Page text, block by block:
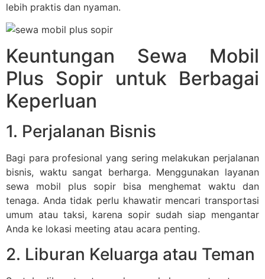
lebih praktis dan nyaman.
Keuntungan Sewa Mobil
Plus Sopir untuk Berbagai
Keperluan
1. Perjalanan Bisnis
Bagi para profesional yang sering melakukan perjalanan
bisnis, waktu sangat berharga. Menggunakan layanan
sewa mobil plus sopir bisa menghemat waktu dan
tenaga. Anda tidak perlu khawatir mencari transportasi
umum atau taksi, karena sopir sudah siap mengantar
Anda ke lokasi meeting atau acara penting.
2. Liburan Keluarga atau Teman